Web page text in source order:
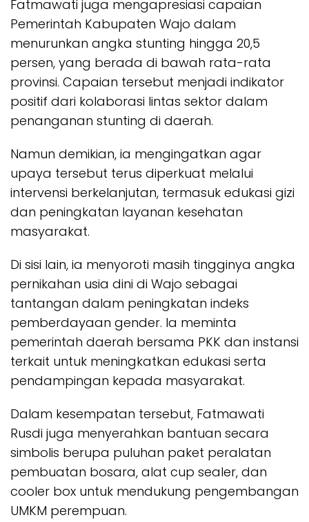
Fatmawati juga mengapresiasi capaian
Pemerintah Kabupaten Wajo dalam
menurunkan angka stunting hingga 20,5
persen, yang berada di bawah rata-rata
provinsi. Capaian tersebut menjadi indikator
positif dari kolaborasi lintas sektor dalam
penanganan stunting di daerah.
Namun demikian, ia mengingatkan agar
upaya tersebut terus diperkuat melalui
intervensi berkelanjutan, termasuk edukasi gizi
dan peningkatan layanan kesehatan
masyarakat.
Di sisi lain, ia menyoroti masih tingginya angka
pernikahan usia dini di Wajo sebagai
tantangan dalam peningkatan indeks
pemberdayaan gender. Ia meminta
pemerintah daerah bersama PKK dan instansi
terkait untuk meningkatkan edukasi serta
pendampingan kepada masyarakat.
Dalam kesempatan tersebut, Fatmawati
Rusdi juga menyerahkan bantuan secara
simbolis berupa puluhan paket peralatan
pembuatan bosara, alat cup sealer, dan
cooler box untuk mendukung pengembangan
UMKM perempuan.